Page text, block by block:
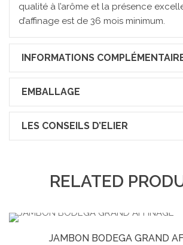
qualité à l’arôme et la présence
d’affinage est de 36 mois minimum.
INFORMATIONS
EMBALLAGE
LES CONSEILS D’ELIER
RELATED
JAMBON BODEGA GRAND